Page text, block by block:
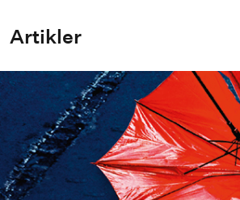
Artikler